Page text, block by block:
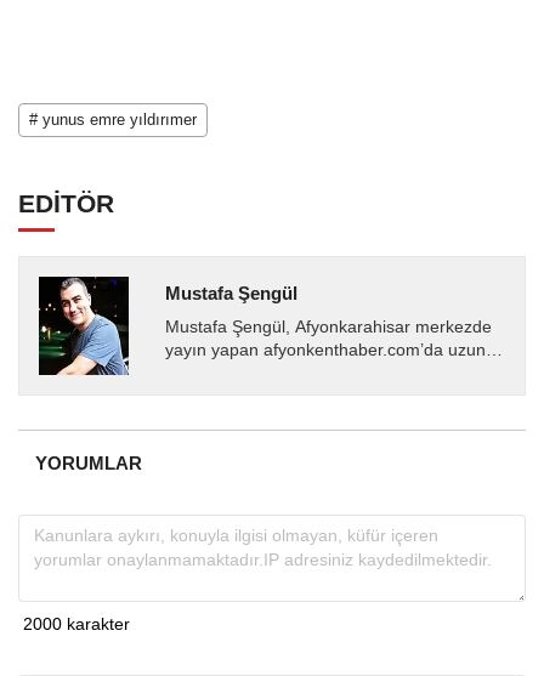
# yunus emre yıldırımer
EDİTÖR
Mustafa Şengül
Mustafa Şengül, Afyonkarahisar merkezde
yayın yapan afyonkenthaber.com’da uzun
almakta, haber akışı...
YORUMLAR